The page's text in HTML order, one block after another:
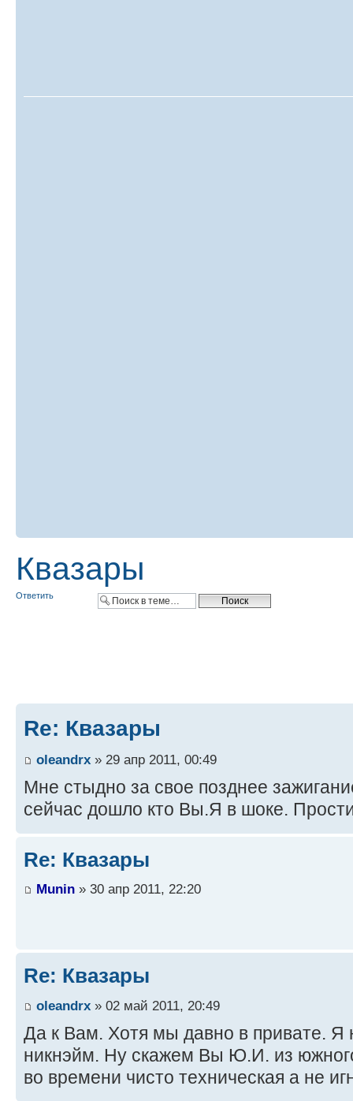
Квазары
Ответить
Re: Квазары
oleandrx » 29 апр 2011, 00:49
Мне стыдно за свое позднее
сейчас дошло кто Вы.Я в шоке.
Re: Квазары
Munin » 30 апр 2011, 22:20
Re: Квазары
oleandrx » 02 май 2011, 20:49
Да к Вам. Хотя мы давно в привате.
никнэйм. Ну скажем Вы Ю.И. из
во времени чисто техническая а не